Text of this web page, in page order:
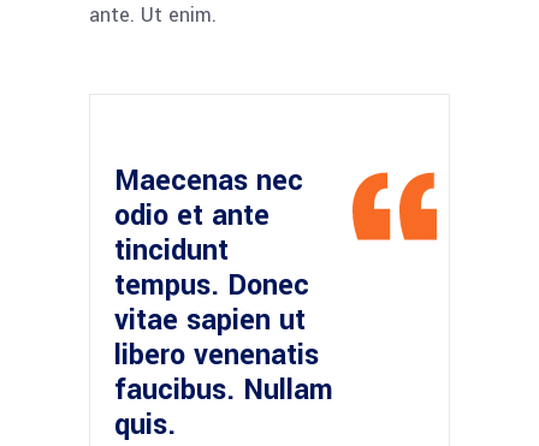
ante. Ut enim.
Maecenas nec
odio et ante
tincidunt
tempus. Donec
vitae sapien ut
libero venenatis
faucibus. Nullam
quis.